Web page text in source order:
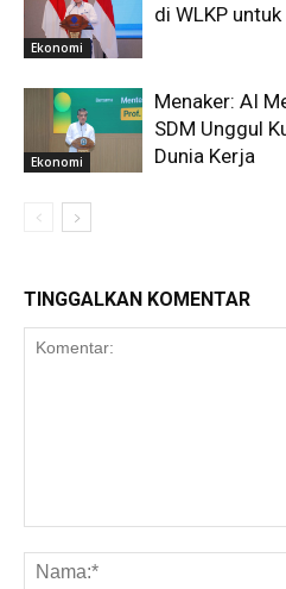
Ekonomi
di WLKP
Ekonomi
Menaker: AI
SDM Unggul
Dunia Kerja
TINGGALKAN KOMENTAR